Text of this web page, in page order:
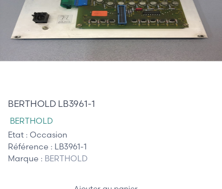
BERTHOLD LB3961-1
BERTHOLD
Etat : Occasion
Référence : LB3961-1
Marque : BERTHOLD